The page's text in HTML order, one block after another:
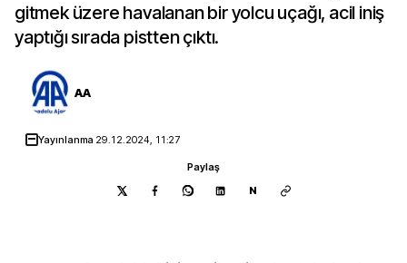
gitmek üzere havalanan bir yolcu uçağı, acil iniş
yaptığı sırada pistten çıktı.
AA
Yayınlanma 29.12.2024, 11:27
Paylaş
N